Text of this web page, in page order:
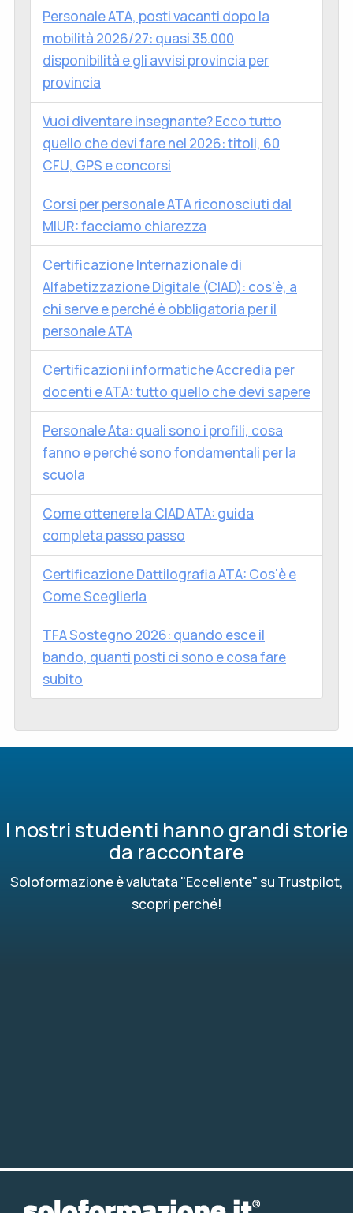
Personale ATA, posti vacanti dopo la
mobilità 2026/27: quasi 35.000
disponibilità e gli avvisi provincia per
provincia
Vuoi diventare insegnante? Ecco tutto
quello che devi fare nel 2026: titoli, 60
CFU, GPS e concorsi
Corsi per personale ATA riconosciuti dal
MIUR: facciamo chiarezza
Certificazione Internazionale di
Alfabetizzazione Digitale (CIAD): cos'è, a
chi serve e perché è obbligatoria per il
personale ATA
Certificazioni informatiche Accredia per
docenti e ATA: tutto quello che devi sapere
Personale Ata: quali sono i profili, cosa
fanno e perché sono fondamentali per la
scuola
Come ottenere la CIAD ATA: guida
completa passo passo
Certificazione Dattilografia ATA: Cos'è e
Come Sceglierla
TFA Sostegno 2026: quando esce il
bando, quanti posti ci sono e cosa fare
subito
I nostri studenti hanno grandi storie
da raccontare
Soloformazione è valutata "Eccellente" su Trustpilot,
scopri perché!